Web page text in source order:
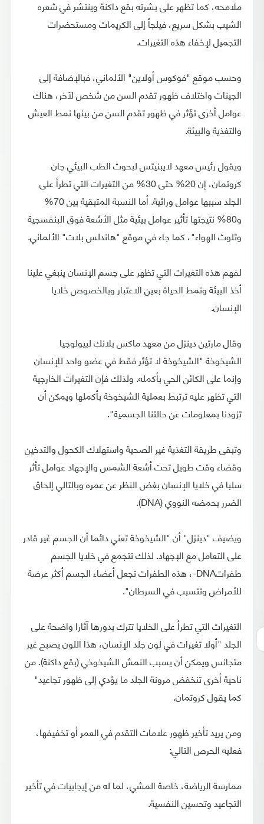
ملامحه، كما تظهر على بشرته بقع داكنة وينتشر في شعره
الشيب بشكل سريع، فيلجأ إلى الكريمات ومستحضرات
التجميل لإخفاء هذه التغيرات.
وحسب موقع "فوكوس أولاين" الألماني، فبالإضافة إلى
الجينات واختلاف ظهور تقدم السن من شخص لآخر، هناك
عوامل أخرى تؤثر في ظهور تقدم السن من بينها نمط العيش
والتغذية والبيئة.
ويقول رئيس معهد لايبنيتس لبحوث الطب البيئي جان
كروتمان، إن 20% حتى 30% من التغيرات التي تطرأ على
الجلد سببها عوامل وراثية. أما النسبة المتبقية بين 70%
و80% نتيجتها تأثير عوامل بيئية مثل الأشعة فوق البنفسجية
وتلوث الهواء"، كما جاء في موقع "هاندلس بلات" الألماني.
لفهم هذه التغيرات التي تظهر على جسم الإنسان ينبغي علينا
أخذ البيئة ونمط الحياة بعين الاعتبار وبالخصوص خلايا
الإنسان.
وقال مارتين دينزل من معهد ماكس بلانك لبيولوجيا
الشيخوخة "الشيخوخة لا تؤثر فقط في عضو واحد للإنسان
وإنما على الكائن الحي بأكمله. ولذلك فإن التغيرات الخارجية
التي تظهر عليه ترتبط بعملية الشيخوخة بأكملها ويمكن أن
تزودنا بمعلومات عن حالتنا الجسمية".
وتبقى طريقة التغذية غير الصحية واستهلاك الكحول والتدخين
وقضاء وقت طويل تحت أشعة الشمس والإجهاد عوامل تأثر
سلبا في خلايا الإنسان بغض النظر عن عمره وبالتالي إلحاق
الضرر بحمضه النووي (DNA).
ويضيف "دينزل" أن "الشيخوخة تعني دائما أن الجسم غير قادر
على التعامل مع الإجهاد. لذلك تتجمع في خلايا الجسم
طفراتDNA-، هذه الطفرات تجعل أعضاء الجسم أكثر عرضة
للأمراض وتتسبب في السرطان".
التغيرات التي تطرأ على الخلايا تترك بدورها آثارا واضحة على
الجلد "أولا تغيرات في لون جلد الإنسان، هذا اللون يصبح غير
متجانس ويمكن أن يسبب النمش الشيخوخي (بقع داكنة). من
ناحية أخرى تنخفض مرونة الجلد ما يؤدي إلى ظهور تجاعيد"
كما يقول كروتمان.
ومن يريد تأخير ظهور علامات التقدم في العمر أو تخفيفها،
فعليه الحرص التالي:
ممارسة الرياضة، خاصة المشي، لما له من إيجابيات في تأخير
التجاعيد وتحسين النفسية.